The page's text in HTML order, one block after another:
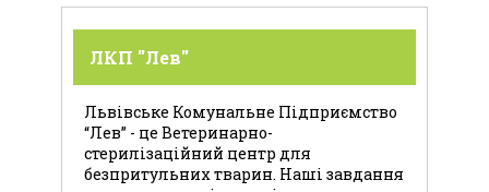
ЛКП "Лев"
Львівське Комунальне Підприємство
“Лев” - це Ветеринарно-
стерилізаційний центр для
безпритульних тварин. Наші завдання